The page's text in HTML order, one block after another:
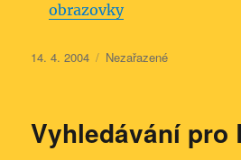
obrazovky
Publikováno:
14. 4. 2004 Rubriky:
Nezařazené
Vyhledávání pro